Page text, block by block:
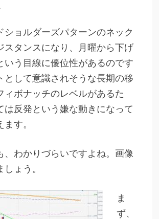
ショルダーズパターンのネック
スタンスになり、月曜から下げ
いう目線に優位性があるのです
として意識されそうな長期の移
ィボナッチのレベルがあるた
は反発という嫌な動きになって
す。
、わかりづらいですよね。画像
ょう。
ま
ず、